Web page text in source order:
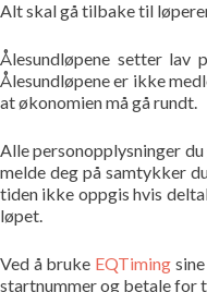
Alt skal gå tilbake til
Ålesundløpene setter lav
Ålesundløpene er ikke
at økonomien må gå rundt.
Alle personopplysninger
melde deg på samtykker
tiden ikke oppgis hvis
løpet.
Ved å bruke EQTimingsine
startnummer og betale for